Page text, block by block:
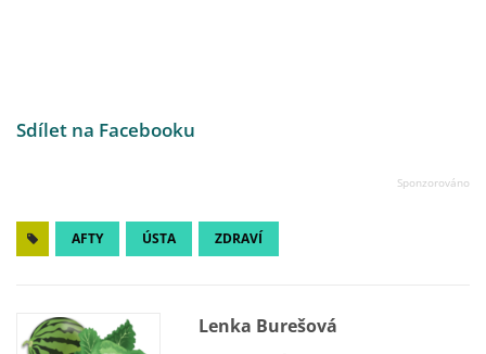
Sdílet na Facebooku
AFTY ÚSTA ZDRAVÍ
Lenka Burešová